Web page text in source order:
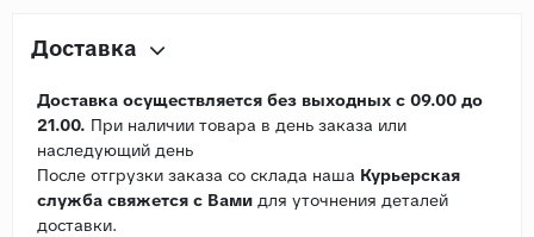
Доставка
Доставка осуществляется без выходных с 09.00 до
21.00. При наличии товара в день заказа или
наследующий день
После отгрузки заказа со склада наша Курьерская
служба свяжется с Вами для уточнения деталей
доставки.